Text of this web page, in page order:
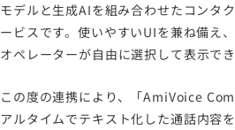
労働者派遣事業に関わる情報
メールマガジン
モデルと生成AIを組み合わせたコンタ
ービスです。使いやすいUIを兼ね備え
オペレーターが自由に選択して表示でき
この度の連携により、「AmiVoice
アルタイムでテキスト化した通話内容